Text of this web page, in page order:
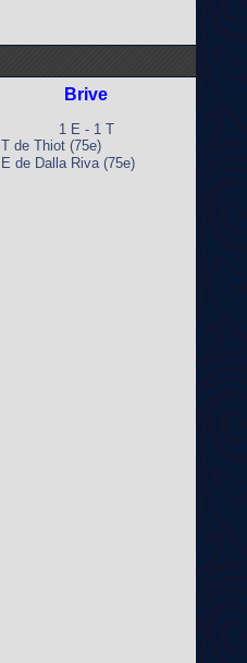
Brive
1 E - 1 T
T de Thiot (75e)
E de Dalla Riva (75e)